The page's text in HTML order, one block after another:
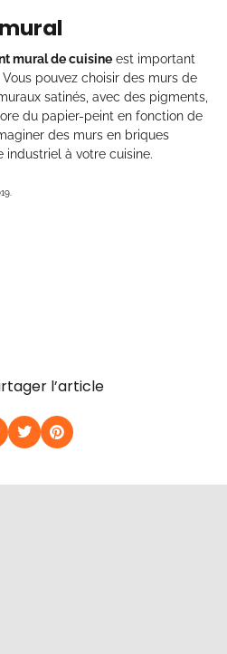
l’article
mural de cuisine est important
pouvez choisir des murs de
satinés, avec des pigments,
du papier-peint en fonction de
des murs en briques
industriel à votre cuisine.